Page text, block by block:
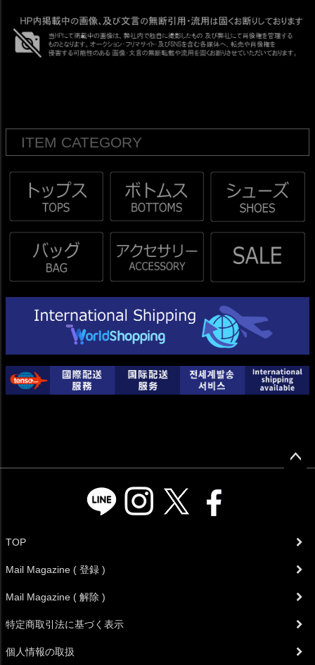
ITEM CATEGORY
TOP
Mail Magazine ( 登録 )
Mail Magazine ( 解除 )
特定商取引法に基づく表示
個人情報の取扱